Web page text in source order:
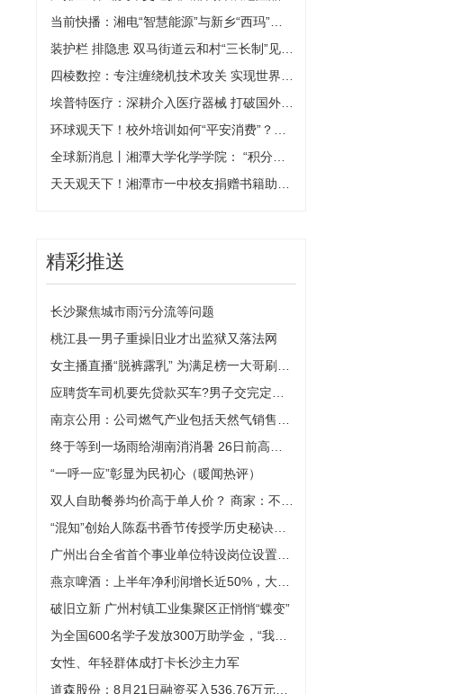
精彩推送
长沙聚焦城市雨污分流等问题
桃江县一男子重操旧业才出监狱又落法网
“一呼一应”彰显为民初心（暖闻热评）
破旧立新 广州村镇工业集聚区正悄悄“蝶变”
女性、年轻群体成打卡长沙主力军